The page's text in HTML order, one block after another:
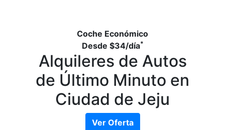
Coche Económico
Desde $34/día*
Alquileres de Autos
de Último Minuto en
Ciudad de Jeju
Ver Oferta